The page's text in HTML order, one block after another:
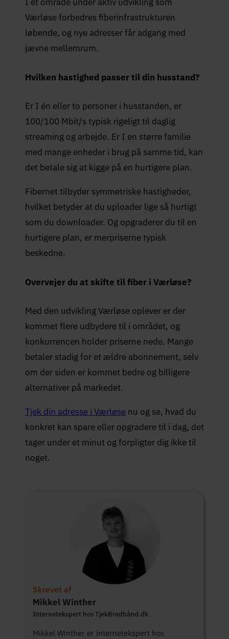
Værløse forbedres fiberinfrastrukturen
løbende, og nye adresser får adgang med
jævne mellemrum.
Hvilken hastighed passer til din husstand?
Er I én eller to personer i husstanden, er
100/100 Mbit/s typisk rigeligt til daglig
streaming og arbejde. Er I en større familie
med mange enheder i brug på samme tid, kan
det betale sig at kigge på en hurtigere plan.
Fibernet tilbyder symmetriske hastigheder,
hvilket betyder at du uploader lige så hurtigt
som du downloader. Og opgraderer du til en
hurtigere plan, er merpriserne typisk
beskedne.
Overvejer du at skifte til fiber i Værløse?
Med den udvikling Værløse oplever er der
kommet flere udbydere til i området, og
konkurrencen holder priserne nede. Mange
betaler stadig for et ældre abonnement, selv
om der siden er kommet bedre og billigere
alternativer på markedet.
Tjek din adresse i Værløse nu og se, hvad du
konkret kan spare eller opgradere til i dag, det
tager under et minut og forpligter dig ikke til
noget.
Skrevet af
Mikkel Winther
Internetekspert hos TjekBredbånd.dk
Mikkel Winther er internetekspert hos